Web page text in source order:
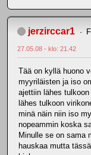
jerzirccar1
27.05.08 - klo: 21.42
Tää on kyllä huono
myyriläisten ja iso
ajettiin lähes
lähes tulkoon
minä näin niin iso
nopeammin koska
Minulle se on sama
hauskaa mutta